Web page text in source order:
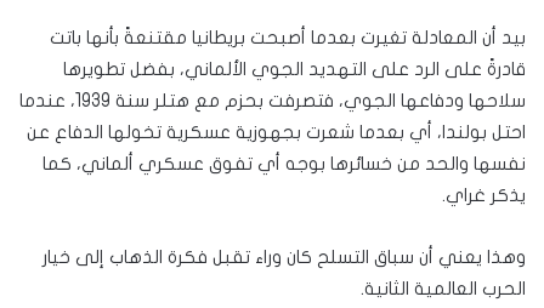
بيد أن المعادلة تغيرت بعدما أصبحت بريطانيا مقتنعةً بأنها باتت
قادرةً على الرد على التهديد الجوي الألماني، بفضل تطويرها
سلاحها ودفاعها الجوي، فتصرفت بحزم مع هتلر سنة 1939، عندما
احتل بولندا، أي بعدما شعرت بجهوزية عسكرية تخولها الدفاع عن
نفسها والحد من خسائرها بوجه أي تفوق عسكري ألماني، كما
يذكر غراي.
وهذا يعني أن سباق التسلح كان وراء تقبل فكرة الذهاب إلى خيار
الحرب العالمية الثانية.